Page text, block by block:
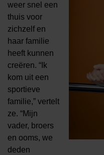
weer snel een
thuis voor
zichzelf en
haar familie
heeft kunnen
creëren. “Ik
kom uit een
sportieve
familie,” vertelt
ze. “Mijn
vader, broers
en ooms, we
deden